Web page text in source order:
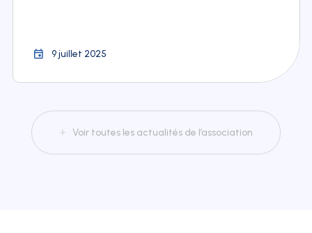
9 juillet 2025
Voir toutes les actualités de l’association